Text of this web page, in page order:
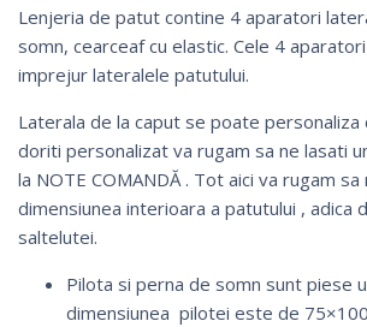
Lenjeria de patut contine 4 aparatori
somn, cearceaf cu elastic. Cele 4
imprejur lateralele patutului.
Laterala de la caput se poate personaliza
doriti personalizat va rugam sa ne lasati
la NOTE COMANDĂ . Tot aici va rugam
dimensiunea interioara a patutului , adica
saltelutei.
Pilota si perna de somn sunt piese
dimensiunea pilotei este de